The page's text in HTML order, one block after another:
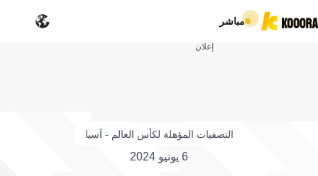
مباشر
إعلان
التصفيات المؤهلة لكأس العالم - آسيا
6 يونيو 2024